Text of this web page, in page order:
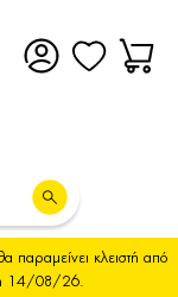
παραμείνει κλειστή από
14/08/26.